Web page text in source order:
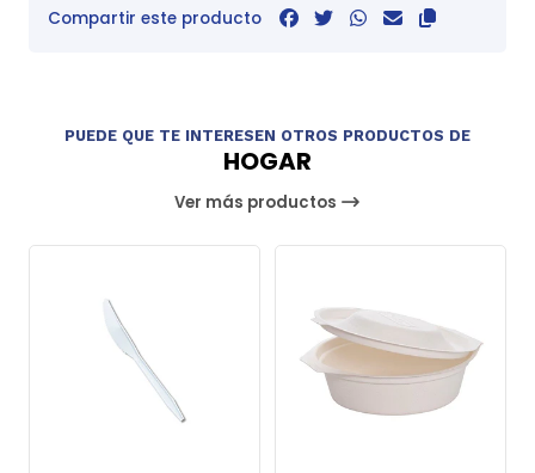
Compartir este producto
PUEDE QUE TE INTERESEN OTROS PRODUCTOS DE
HOGAR
Ver más productos